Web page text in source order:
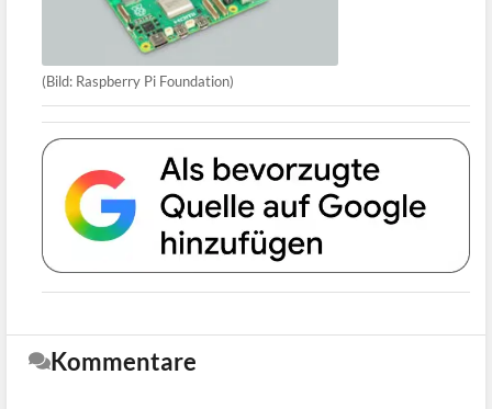
(Bild: Raspberry Pi Foundation)
Kommentare